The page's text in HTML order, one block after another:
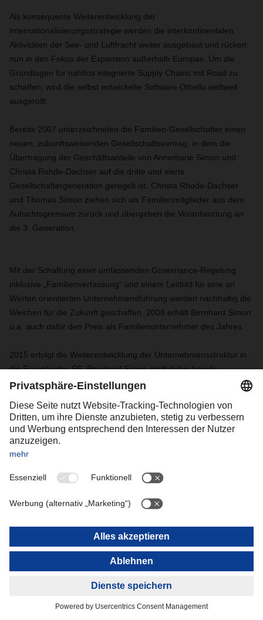
Als konsequente Weiterentwicklung der
Internationalisierungsstrategie werden die interkontinentalen
Aktivitäten der See- und Luftfracht weiter ausgebaut und rücken
nun in den Fokus der Expansion außerhalb Europas. Um die
Grundlagen für nahtlos integrierte Supply Chains mit Road zu
schaffen, wird die selbst entwickelte Software Othello weltweit
ausgerollt.
Bereits 2007 unterzeichneten die Familien-Gesellschafter einen
neuen, zukunftsweisenden Gesellschaftsvertrag, in dem die
Übertragung der Geschäftsanteile von Annemarie Simon und
Christa Rohde-Dachser auf die dritte und vierte
Gesellschaftergeneration geregelt ist. Christa Rhode-Dachser
und Thomas Simon ziehen sich als Familienmitglieder aus dem
Aufsichtsgremium zurück und übergeben die Verantwortung an
die 3. Generation.
Mit der Schaffung einer umfassenden Governance-Regelung
inklusive „Familienverfassung“ und einem Leitbild für eine an
Werten orientierten Unternehmensführung werden nachhaltig die
Weichen für die Zukunft geschaffen. 2008 erhält Bernhard Simon
u.a. auch dafür den Preis als Familienunternehmer des Jahres.
2015 erfolgt die Weiterentwicklung der Unternehmensstruktur in
die Europäische SE. Bernhard Simon stellt dabei bereits
gleichzeitig die Weichen für den späteren Generationswechsel
Unternehmensführung über den heute gültigen
Geschäftsverteilungsplan. Damit trägt Dachser der
fortgeschrittenen Internationalisierung Rechnung. Die Befugnisse
und Verantwortlichkeiten des Unternehmens mit zu diesem
geregelt, u.a. mit Einführung von Business Units und Corporate
und Aktivitäten von Dachser, den Herausforderungen von
Umweltproblemen und Nachhaltigkeitserfordernissen zu
begegnen. Ihre Anfänge reichen Jahrzehnte zurück, aber
spätestens seit 2010 werden ebenso systematisch wie
konsequent eine Vielzahl von Maßnahmen verfolgt, die
Verantwortung von Dachser als Corporate Citizen ernst zu